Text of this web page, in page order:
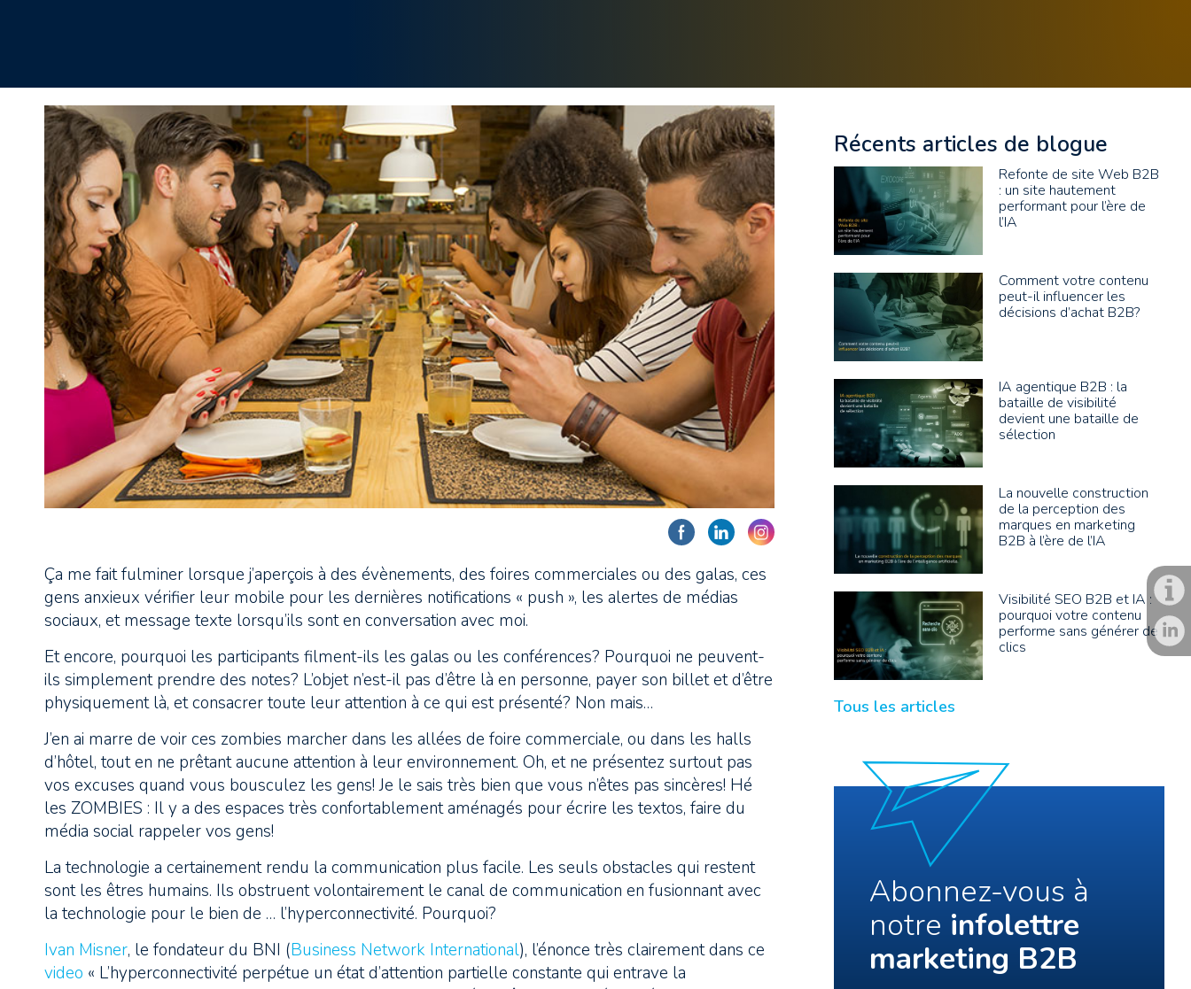
Ça me fait fulminer lorsque j’aperçois à des évènements, des foires commerciales ou des galas, ces
gens anxieux vérifier leur mobile pour les dernières notifications « push », les alertes de médias
sociaux, et message texte lorsqu’ils sont en conversation avec moi.
Et encore, pourquoi les participants filment-ils les galas ou les conférences? Pourquoi ne peuvent-
ils simplement prendre des notes? L’objet n’est-il pas d’être là en personne, payer son billet et d’être
physiquement là, et consacrer toute leur attention à ce qui est présenté? Non mais…
J’en ai marre de voir ces zombies marcher dans les allées de foire commerciale, ou dans les halls
d’hôtel, tout en ne prêtant aucune attention à leur environnement. Oh, et ne présentez surtout pas
vos excuses quand vous bousculez les gens! Je le sais très bien que vous n’êtes pas sincères! Hé
les ZOMBIES : Il y a des espaces très confortablement aménagés pour écrire les textos, faire du
média social rappeler vos gens!
La technologie a certainement rendu la communication plus facile. Les seuls obstacles qui restent
sont les êtres humains. Ils obstruent volontairement le canal de communication en fusionnant avec
la technologie pour le bien de … l’hyperconnectivité. Pourquoi?
Ivan Misner, le fondateur du BNI (Business Network International), l’énonce très clairement dans ce
video « L’hyperconnectivité perpétue un état d’attention partielle constante qui entrave la
Récents articles de blogue
Refonte de site Web B2B
: un site hautement
performant pour l’ère de
l’IA
Comment votre contenu
peut-il influencer les
décisions d’achat B2B?
IA agentique B2B : la
bataille de visibilité
devient une bataille de
sélection
La nouvelle construction
de la perception des
marques en marketing
B2B à l’ère de l’IA
Visibilité SEO B2B et IA :
pourquoi votre contenu
performe sans générer de
clics
Tous les articles
Abonnez-vous à
notre infolettre
marketing B2B